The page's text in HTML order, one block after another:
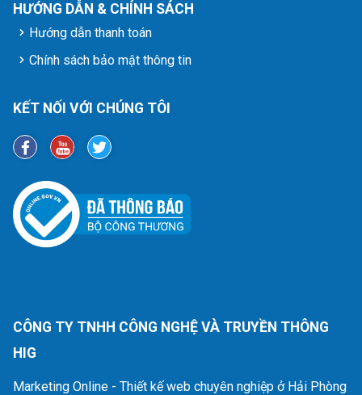
HƯỚNG DẪN & CHÍNH SÁCH
Hướng dẫn thanh toán
Chính sách bảo mật thông tin
KẾT NỐI VỚI CHÚNG TÔI
CÔNG TY TNHH CÔNG NGHỆ VÀ TRUYỀN THÔNG
HIG
Marketing Online - Thiết kế web chuyên nghiệp ở Hải Phòng